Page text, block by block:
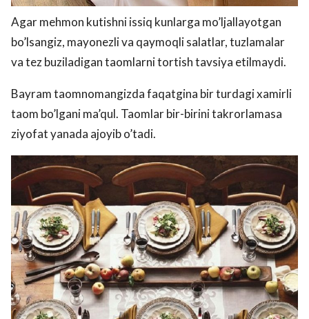
Agar mehmon kutishni issiq kunlarga mo’ljallayotgan
bo’lsangiz, mayonezli va qaymoqli salatlar, tuzlamalar
va tez buziladigan taomlarni tortish tavsiya etilmaydi.
Bayram taomnomangizda faqatgina bir turdagi xamirli
taom bo’lgani ma’qul. Taomlar bir-birini takrorlamasa
ziyofat yanada ajoyib o’tadi.